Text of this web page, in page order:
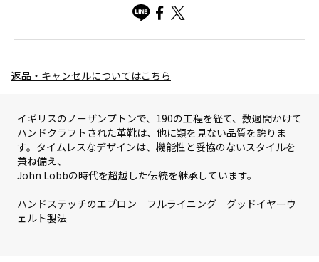
返品・キャンセルについてはこちら
イギリスのノーザンプトンで、190の工程を経て、数週間かけて
ハンドクラフトされた革靴は、他に類を見ない品質を誇りま
す。タイムレスなデザインは、機能性と妥協のないスタイルを
兼ね備え、
John Lobbの時代を超越した伝統を継承しています。
ハンドステッチのエプロン フルライニング グッドイヤーウ
ェルト製法